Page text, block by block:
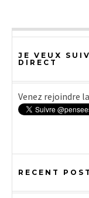
JE VEUX
DIRECT
Venez rejoindre
RECENT